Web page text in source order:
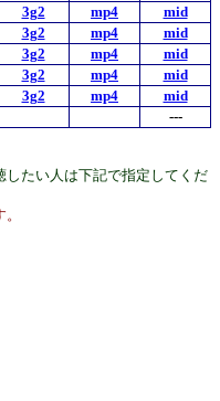
3g2 mp4
mid
3g2 mp4
mid
3g2 mp4
mid
3g2 mp4
mid
3g2 mp4
mid
---
たい人は下記で指定してくだ